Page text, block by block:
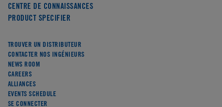
CENTRE DE CONNAISSANCES
PRODUCT SPECIFIER
TROUVER UN DISTRIBUTEUR
CONTACTER NOS INGÉNIEURS
NEWS ROOM
CAREERS
ALLIANCES
EVENTS SCHEDULE
SE CONNECTER